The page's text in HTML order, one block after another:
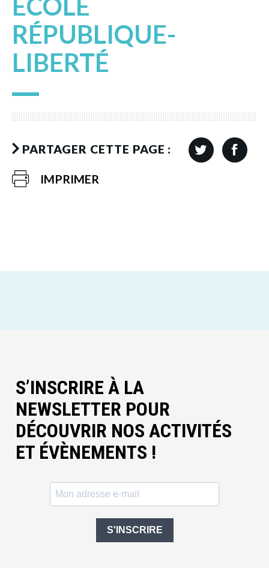
ÉCOLE
RÉPUBLIQUE-
LIBERTÉ
PARTAGER CETTE PAGE :
IMPRIMER
S’INSCRIRE À LA
NEWSLETTER POUR
DÉCOUVRIR NOS ACTIVITÉS
ET ÉVÈNEMENTS !
S'INSCRIRE